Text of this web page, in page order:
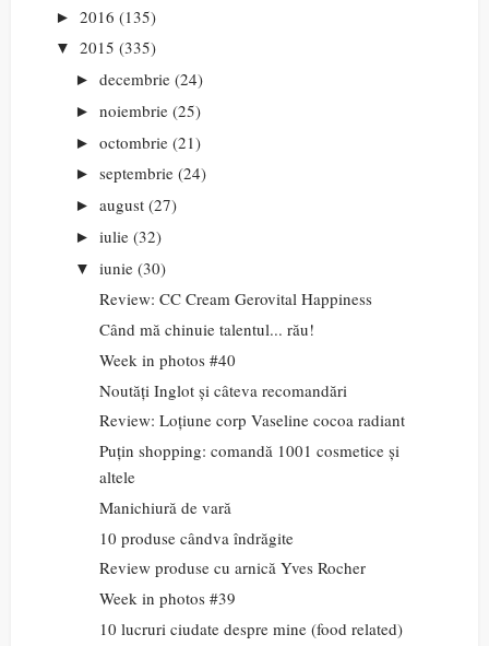
► 2016 (135)
▼ 2015 (335)
► decembrie (24)
► noiembrie (25)
► octombrie (21)
► septembrie (24)
► august (27)
► iulie (32)
▼ iunie (30)
Review: CC Cream Gerovital Happiness
Când mă chinuie talentul... rău!
Week in photos #40
Noutăți Inglot și câteva recomandări
Review: Loțiune corp Vaseline cocoa radiant
Puțin shopping: comandă 1001 cosmetice și
altele
Manichiură de vară
10 produse cândva îndrăgite
Review produse cu arnică Yves Rocher
Week in photos #39
10 lucruri ciudate despre mine (food related)